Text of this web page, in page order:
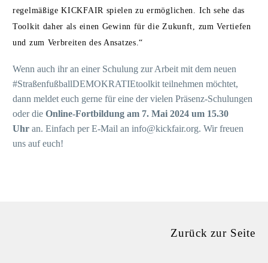
regelmäßige KICKFAIR spielen zu ermöglichen. Ich sehe das
Toolkit daher als einen Gewinn für die Zukunft, zum Vertiefen
und zum Verbreiten des Ansatzes.“
Wenn auch ihr an einer Schulung zur Arbeit mit dem neuen
#StraßenfußballDEMOKRATIEtoolkit teilnehmen möchtet,
dann meldet euch gerne für eine der vielen Präsenz-Schulungen
oder die Online-Fortbildung am 7. Mai 2024 um 15.30
Uhr an. Einfach per E-Mail an info@kickfair.org. Wir freuen
uns auf euch!
Zurückzur Seite